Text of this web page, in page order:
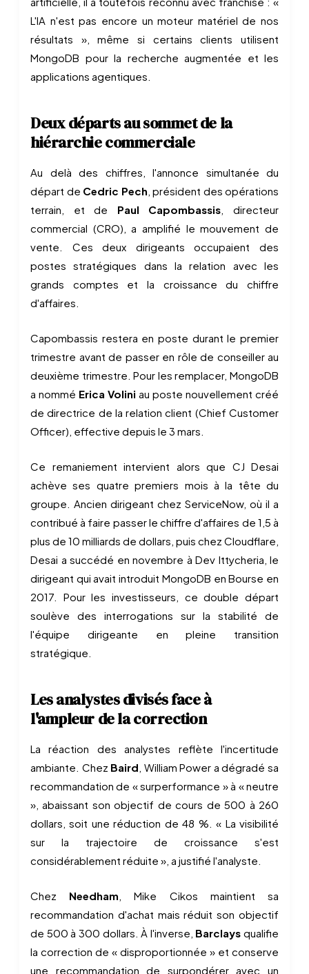
L'IA n'est pas encore un moteur matériel de nos
résultats », même si certains clients utilisent
MongoDB pour la recherche augmentée et les
applications agentiques.
Deux départs au sommet de la
hiérarchie commerciale
Au delà des chiffres, l'annonce simultanée du
départ de Cedric Pech, président des opérations
terrain, et de Paul Capombassis, directeur
commercial (CRO), a amplifié le mouvement de
vente. Ces deux dirigeants occupaient des
postes stratégiques dans la relation avec les
grands comptes et la croissance du chiffre
d'affaires.
Capombassis restera en poste durant le premier
trimestre avant de passer en rôle de conseiller au
deuxième trimestre. Pour les remplacer, MongoDB
a nommé Erica Volini au poste nouvellement créé
de directrice de la relation client (Chief Customer
Officer), effective depuis le 3 mars.
Ce remaniement intervient alors que CJ Desai
achève ses quatre premiers mois à la tête du
groupe. Ancien dirigeant chez ServiceNow, où il a
contribué à faire passer le chiffre d'affaires de 1,5 à
plus de 10 milliards de dollars, puis chez Cloudflare,
Desai a succédé en novembre à Dev Ittycheria, le
dirigeant qui avait introduit MongoDB en Bourse en
2017. Pour les investisseurs, ce double départ
soulève des interrogations sur la stabilité de
l'équipe dirigeante en pleine transition
stratégique.
Les analystes divisés face à
l'ampleur de la correction
La réaction des analystes reflète l'incertitude
ambiante. Chez Baird, William Power a dégradé sa
recommandation de « surperformance » à « neutre
», abaissant son objectif de cours de 500 à 260
dollars, soit une réduction de 48 %. « La visibilité
sur la trajectoire de croissance s'est
considérablement réduite », a justifié l'analyste.
Chez Needham, Mike Cikos maintient sa
recommandation d'achat mais réduit son objectif
de 500 à 300 dollars. À l'inverse, Barclays qualifie
la correction de « disproportionnée » et conserve
une recommandation de surpondérer avec un